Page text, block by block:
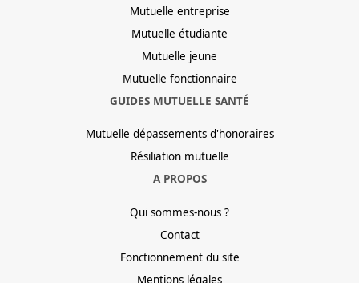
Mutuelle entreprise
Mutuelle étudiante
Mutuelle jeune
Mutuelle fonctionnaire
GUIDES MUTUELLE SANTÉ
Mutuelle dépassements d'honoraires
Résiliation mutuelle
A PROPOS
Qui sommes-nous ?
Contact
Fonctionnement du site
Mentions légales